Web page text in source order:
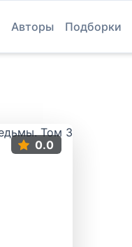
Авторы Подборки
0.0